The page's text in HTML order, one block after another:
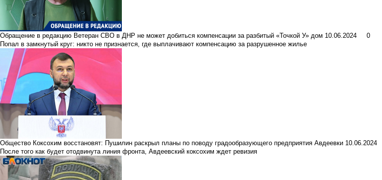
Обращение в редакцию Ветеран СВО в ДНР не может добиться компенсации за разбитый «Точкой У» дом 10.06.2024
0
Попал в замкнутый круг: никто не признается, где выплачивают компенсацию за разрушенное жилье
Общество Коксохим восстановят: Пушилин раскрыл планы по поводу градообразующего предприятия Авдеевки 10.06.2024
После того как будет отодвинута линия фронта, Авдеевский коксохим ждет ревизия